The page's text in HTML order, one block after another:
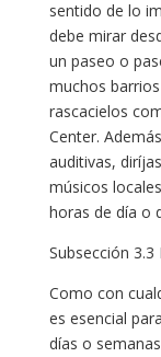
sentido de lo
debe mirar
un paseo o
muchos
rascacielos
Center.
auditivas,
músicos
horas de día o
Subsección
Como con
es esencial
días o